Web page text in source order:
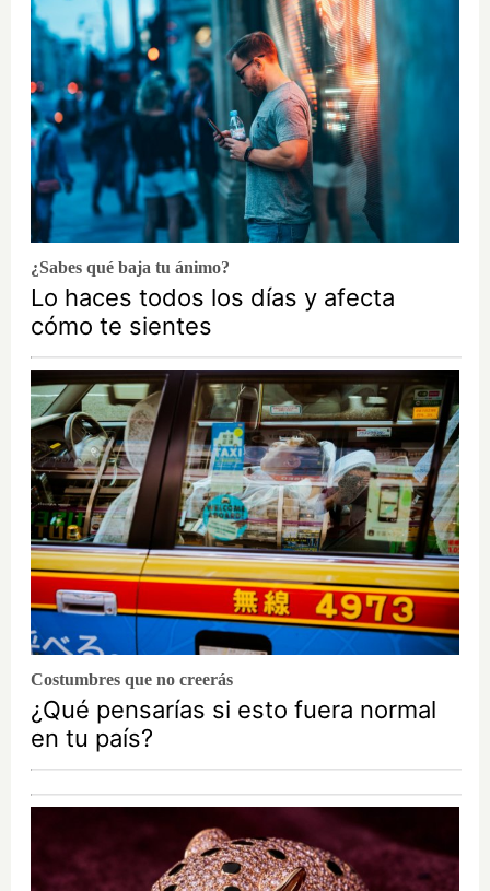
¿Sabes qué baja tu ánimo?
Lo haces todos los días y afecta
cómo te sientes
Costumbres que no creerás
¿Qué pensarías si esto fuera normal
en tu país?